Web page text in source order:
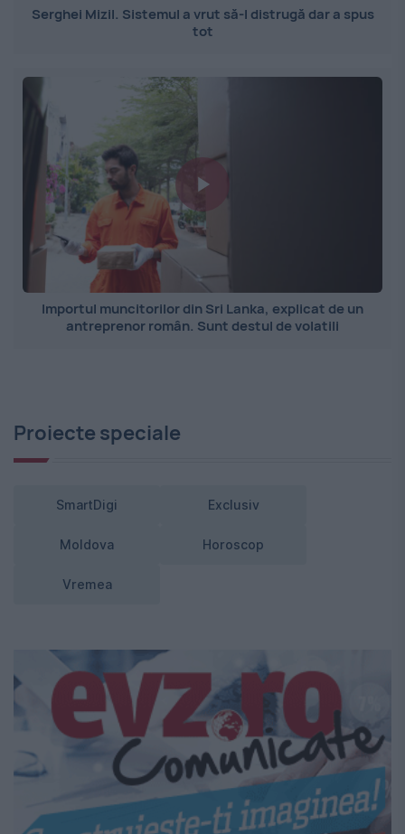
Serghei Mizil. Sistemul a vrut să-l distrugă dar a spus
tot
Importul muncitorilor din Sri Lanka, explicat de un
antreprenor român. Sunt destul de volatili
Proiecte speciale
SmartDigi Exclusiv
Moldova Horoscop
Vremea